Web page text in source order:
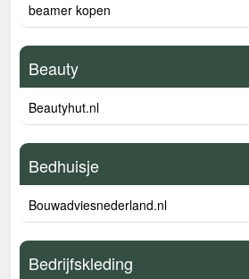
beamer kopen
Beauty
Beautyhut.nl
Bedhuisje
Bouwadviesnederland.nl
Bedrijfskleding